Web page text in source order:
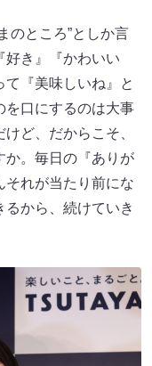
のところ”としか言
好き』『かわいい
『美味しいね』と
を口にするのは大事
ど、だからこそ、
か。毎日の『ありが
それが当たり前にな
から、続けていき